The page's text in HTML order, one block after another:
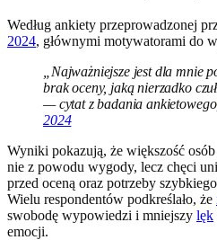
Według ankiety przeprowadzonej
2024, głównymi motywatorami do
„Najważniejsze jest dla mnie
brak oceny, jaką nierzadko
— cytat z badania
2024
Wyniki pokazują, że większość
nie z powodu wygody, lecz chęci
przed oceną oraz potrzeby
Wielu respondentów podkreślało, że
swobodę wypowiedzi i mniejszy lęk
emocji.